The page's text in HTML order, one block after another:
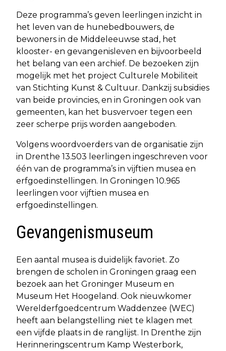
Deze programma’s geven leerlingen inzicht in
het leven van de hunebedbouwers, de
bewoners in de Middeleeuwse stad, het
klooster- en gevangenisleven en bijvoorbeeld
het belang van een archief. De bezoeken zijn
mogelijk met het project Culturele Mobiliteit
van Stichting Kunst & Cultuur. Dankzij subsidies
van beide provincies, en in Groningen ook van
gemeenten, kan het busvervoer tegen een
zeer scherpe prijs worden aangeboden.
Volgens woordvoerders van de organisatie zijn
in Drenthe 13.503 leerlingen ingeschreven voor
één van de programma’s in vijftien musea en
erfgoedinstellingen. In Groningen 10.965
leerlingen voor vijftien musea en
erfgoedinstellingen.
Gevangenismuseum
Een aantal musea is duidelijk favoriet. Zo
brengen de scholen in Groningen graag een
bezoek aan het Groninger Museum en
Museum Het Hoogeland. Ook nieuwkomer
Werelderfgoedcentrum Waddenzee (WEC)
heeft aan belangstelling niet te klagen met
een vijfde plaats in de ranglijst. In Drenthe zijn
Herinneringscentrum Kamp Westerbork,